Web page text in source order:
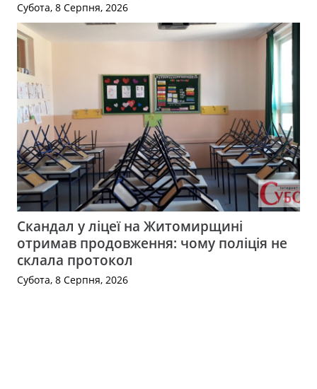
Субота, 8 Серпня, 2026
Скандал у ліцеї на Житомирщині
отримав продовження: чому поліція не
склала протокол
Субота, 8 Серпня, 2026